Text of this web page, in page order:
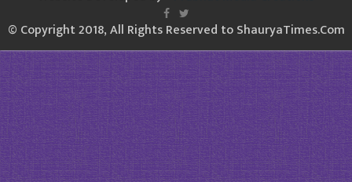
© Copyright 2018, All Rights Reserved to ShauryaTimes.Com